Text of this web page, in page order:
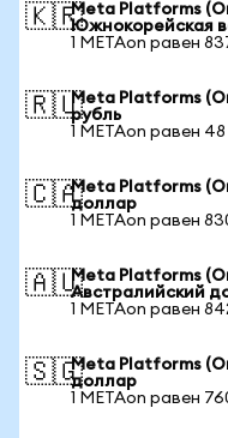
🇰🇷Meta Platforms
Южнокорейская
1 METAon равен
🇷🇺Meta Platforms
рубль
1 METAon равен
🇨🇦Meta Platforms
доллар
1 METAon равен
🇦🇺Meta Platforms
Австралийский
1 METAon равен
🇸🇬Meta Platforms
доллар
1 METAon равен